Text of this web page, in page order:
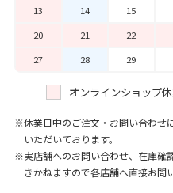
13
14 15
20
21 22
27
28 29
オンラインショップ
休業日中のご注文・お問い合わせ
いただいております。
実店舗へのお問い合わせ、在庫確
きかねますので各店舗へ直接お問